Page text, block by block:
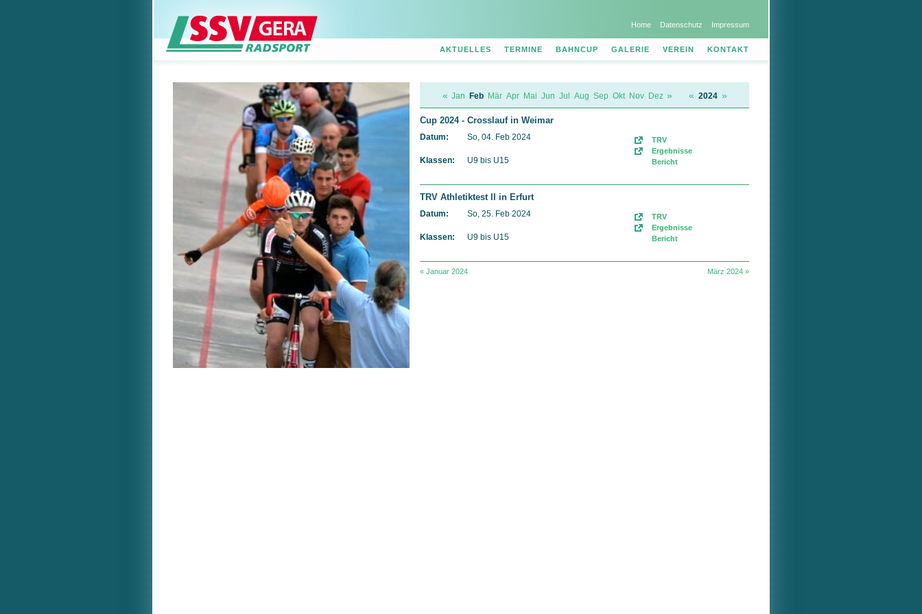
Home Datenschutz Impressum
AKTUELLES TERMINE BAHNCUP GALERIE VEREIN KONTAKT
« Jan Feb Mär Apr Mai Jun Jul Aug Sep Okt Nov Dez » « 2024 »
Cup 2024 - Crosslauf in Weimar
Datum: So, 04. Feb 2024
TRV
Ergebnisse
Bericht
Klassen: U9 bis U15
TRV Athletiktest II in Erfurt
Datum: So, 25. Feb 2024
TRV
Ergebnisse
Bericht
Klassen: U9 bis U15
« Januar 2024 März 2024 »